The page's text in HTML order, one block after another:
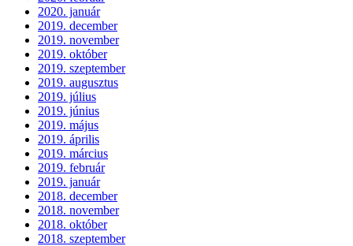
2020. január
2019. december
2019. november
2019. október
2019. szeptember
2019. augusztus
2019. július
2019. június
2019. május
2019. április
2019. március
2019. február
2019. január
2018. december
2018. november
2018. október
2018. szeptember